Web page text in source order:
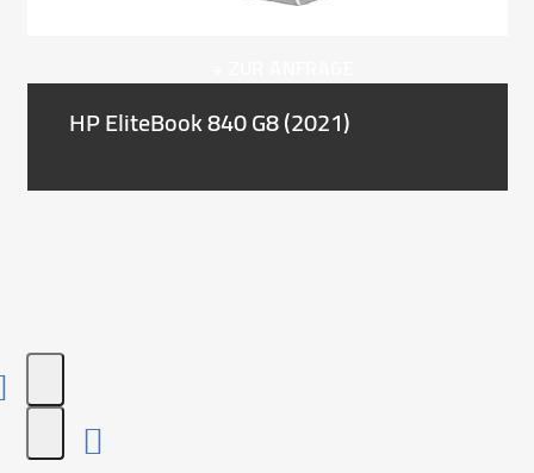
HP EliteBook 840 G8 (2021)